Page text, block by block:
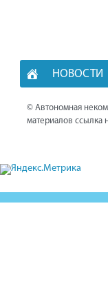
НОВОСТИ
© Автономная
материалов ссылка